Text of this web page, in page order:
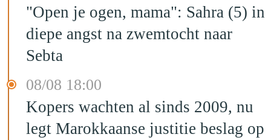
"Open je ogen, mama": Sahra (5) in
diepe angst na zwemtocht naar
Sebta
08/08 18:00
Kopers wachten al sinds 2009, nu
legt Marokkaanse justitie beslag op